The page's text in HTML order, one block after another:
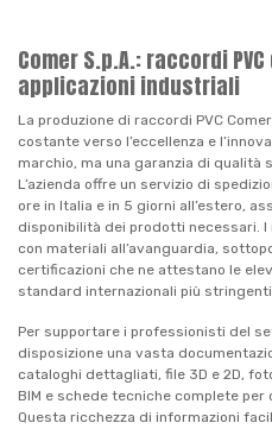
Comer S.p.A.: raccordi
applicazioni industriali
La produzione di raccordi PVC
costante verso l’eccellenza e
marchio, ma una garanzia di qualità
L’azienda offre un servizio di
ore in Italia e in 5 giorni all’estero,
disponibilità dei prodotti necessari. I
con materiali all’avanguardia,
certificazioni che ne attestano le
standard internazionali più
Per supportare i professionisti del
disposizione una vasta
cataloghi dettagliati, file 3D e 2D,
BIM e schede tecniche complete per
Questa ricchezza di informazioni